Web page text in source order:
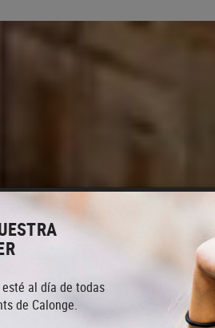
al día de todas
de Calonge.